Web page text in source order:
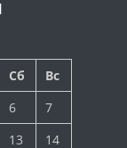
Сб
Вс
6
7
13
14